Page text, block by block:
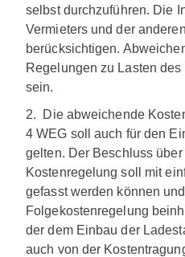
selbst durchzuführen. Die
Vermieters und der
berücksichtigen.
Regelungen zu Lasten
sein.
2. Die abweichende
4 WEG soll auch für den
gelten. Der Beschluss
Kostenregelung soll mit
gefasst werden können
Folgekostenregelung
der dem Einbau der
auch von der